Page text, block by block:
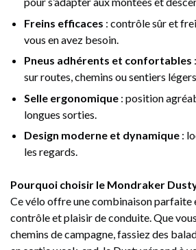
Freins efficaces : contrôle sûr et
vous en avez besoin.
Pneus adhérents et confortables
sur routes, chemins ou sentiers
Selle ergonomique : position
longues sorties.
Design moderne et dynamique :
les regards.
Pourquoi choisir le Mondraker
Ce vélo offre une combinaison
contrôle et plaisir de conduite. Que
chemins de campagne, fassiez des